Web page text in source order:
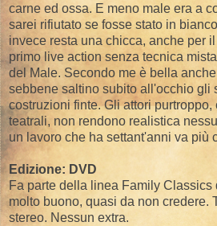
carne ed ossa. E meno male era a
sarei rifiutato se fosse stato in
invece resta una chicca, anche per il
primo live action senza tecnica
del Male. Secondo me è bella
sebbene saltino subito all'occhio gli
costruzioni finte. Gli attori purtroppo,
teatrali, non rendono realistica
un lavoro che ha settant'anni va più
Edizione: DVD
Fa parte della linea Family
molto buono, quasi da non credere.
stereo. Nessun extra.